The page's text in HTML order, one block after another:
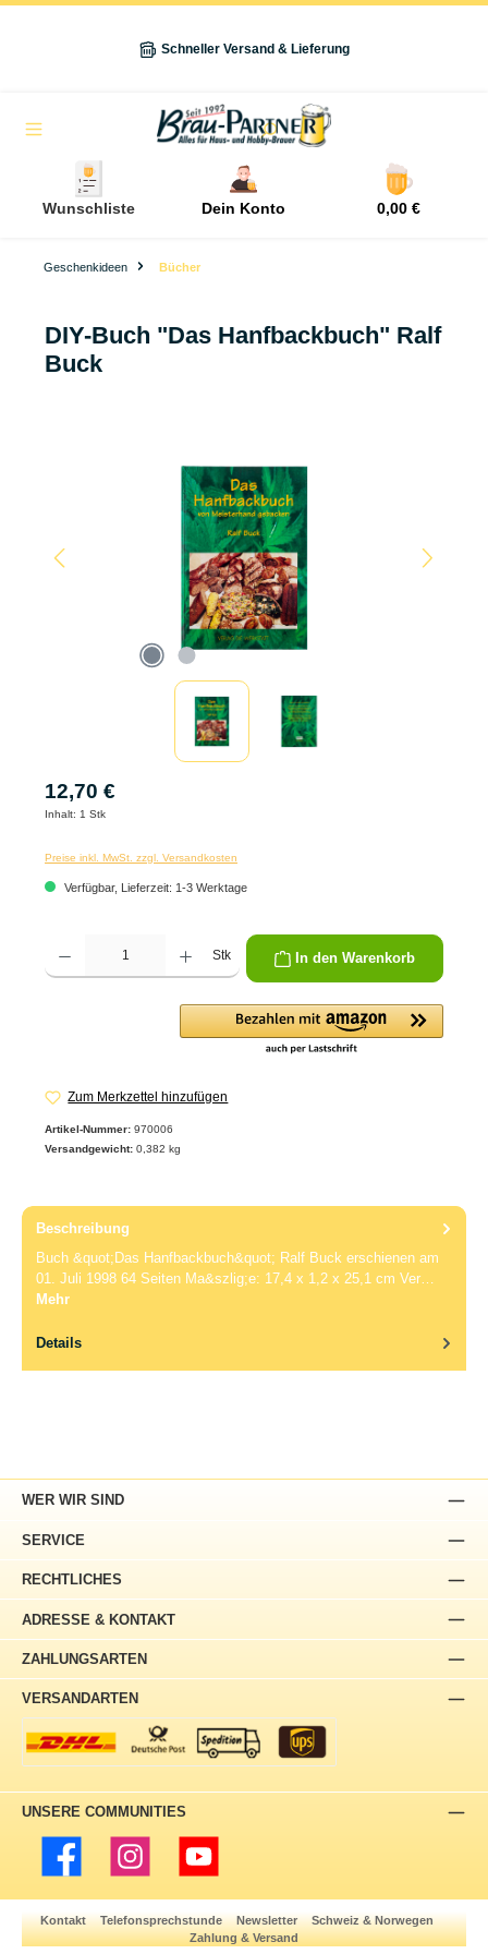
Schneller Versand & Lieferung
Wunschliste Dein Konto 0,00 €
Geschenkideen Bücher
DIY-Buch "Das Hanfbackbuch" Ralf
Buck
12,70 €
Inhalt: 1 Stk
Preise inkl. MwSt. zzgl. Versandkosten
Verfügbar, Lieferzeit: 1-3 Werktage
Produkt Anzahl: Gib den gewünschten Wert ein oder benutze die Schaltflächen um
Stk In den Warenkorb
Zum Merkzettel hinzufügen
Artikel-Nummer: 970006
Versandgewicht: 0,382 kg
Beschreibung
Buch &quot;Das Hanfbackbuch&quot; Ralf Buck erschienen am
01. Juli 1998 64 Seiten Ma&szlig;e: 17,4 x 1,2 x 25,1 cm Ver…
Mehr
Details
ADRESSE & KONTAKT
WER WIR SIND
SERVICE
RECHTLICHES
ZAHLUNGSARTEN
VERSANDARTEN
UNSERE COMMUNITIES
Facebook Instagram YouTube
Kontakt Telefonsprechstunde Newsletter
Schweiz & Norwegen
Zahlung & Versand